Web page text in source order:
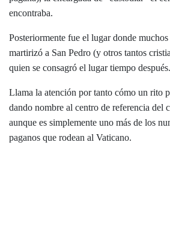
encontraba.
Posteriormente fue el lugar donde muchos
martirizó a San Pedro (y otros tantos
quien se consagró el lugar tiempo después.
Llama la atención por tanto cómo un rito
dando nombre al centro de referencia del
aunque es simplemente uno más de los
paganos que rodean al Vaticano.